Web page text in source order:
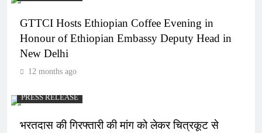
GTTCI Hosts Ethiopian Coffee Evening in
Honour of Ethiopian Embassy Deputy Head in
New Delhi
12 months ago
PRESS RELEASE
भरतदास की गिरफ्तारी की मांग को लेकर चित्रकूट से